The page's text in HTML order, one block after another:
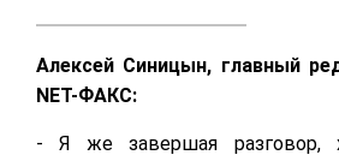
Алексей Синицын, главный
NET-ФАКС:
- Я же завершая разговор,